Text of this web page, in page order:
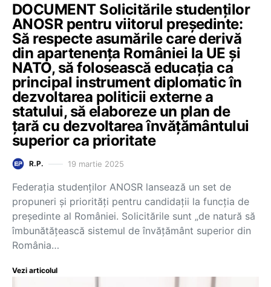
DOCUMENT Solicitările studenților
ANOSR pentru viitorul președinte:
Să respecte asumările care derivă
din apartenența României la UE și
NATO, să folosească educația ca
principal instrument diplomatic în
dezvoltarea politicii externe a
statului, să elaboreze un plan de
țară cu dezvoltarea învățământului
superior ca prioritate
R.P. 19 martie 2025
Federația studenților ANOSR lansează un set de
propuneri și priorități pentru candidații la funcția de
președinte al României. Solicitările sunt „de natură să
îmbunătățească sistemul de învățământ superior din
România…
Vezi articolul